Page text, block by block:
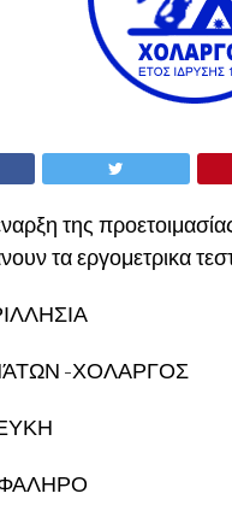
της
τα εργομετρικα
-ΧΟΛΑΡΓΟΣ